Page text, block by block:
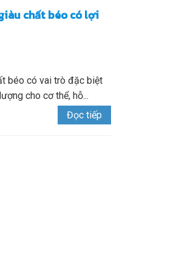
chất béo có lợi
béo có vai trò đặc biệt
cho cơ thể, hỗ...
Đọc tiếp